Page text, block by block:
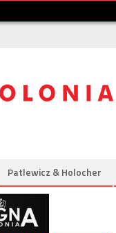
Patlewicz & Holocher